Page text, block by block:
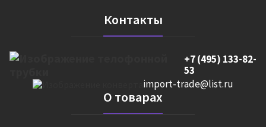
Контакты
+7 (495) 133-82-
53
import-trade@list.ru
О товарах